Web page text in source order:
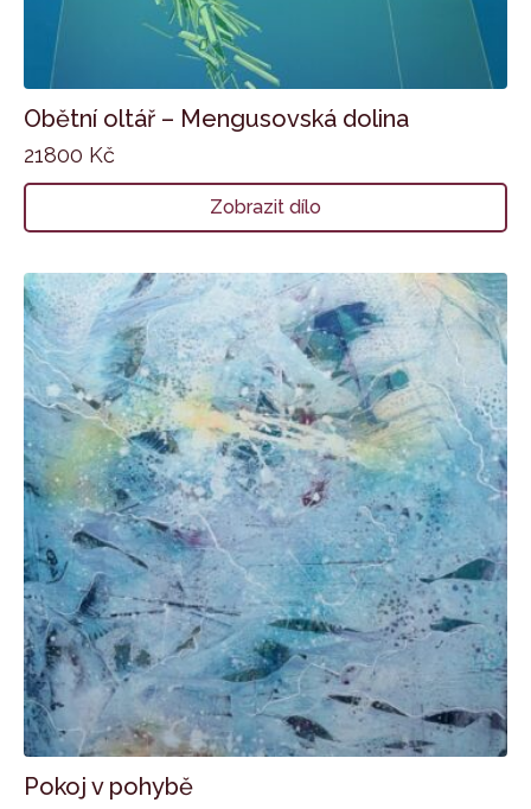
Obětní oltář – Mengusovská dolina
21800 Kč
Zobrazit dílo
Pokoj v pohybě